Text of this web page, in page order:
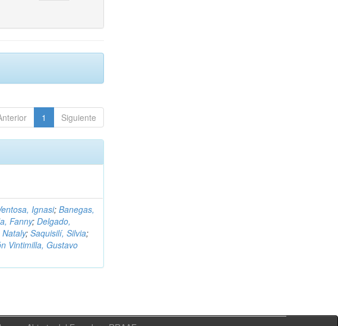
1 Siguiente
Ignasi;Banegas,
Fanny;Delgado,
;Saquisilí, Silvia;
Vintimilla, Gustavo